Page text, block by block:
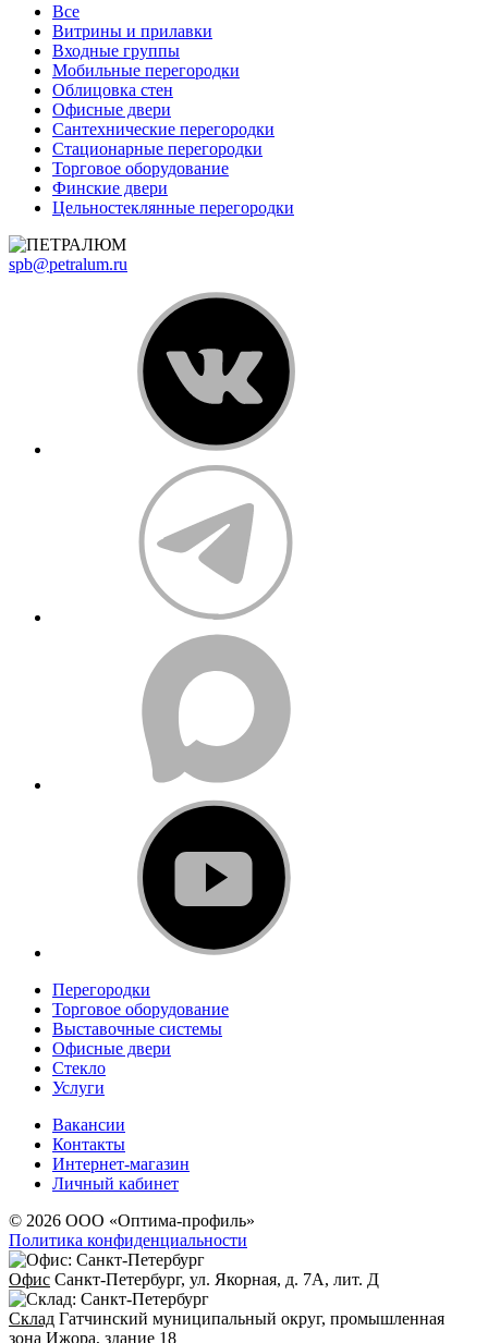
Все
Витрины и прилавки
Входные группы
Мобильные перегородки
Облицовка стен
Офисные двери
Сантехнические перегородки
Стационарные перегородки
Торговое оборудование
Финские двери
Цельностеклянные перегородки
spb@petralum.ru
Перегородки
Торговое оборудование
Выставочные системы
Офисные двери
Стекло
Услуги
Вакансии
Контакты
Интернет-магазин
Личный кабинет
© 2026 ООО «Оптима-профиль»
Политика конфиденциальности
Офис Санкт-Петербург, ул. Якорная, д. 7А, лит. Д
Склад Гатчинский муниципальный округ, промышленная
зона Ижора, здание 18